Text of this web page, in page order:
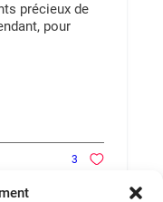
précieux de
pour
3